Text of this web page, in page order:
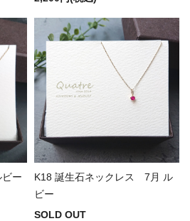
ー
K18 誕生石ネックレス 7月 ル
ビー
SOLD OUT